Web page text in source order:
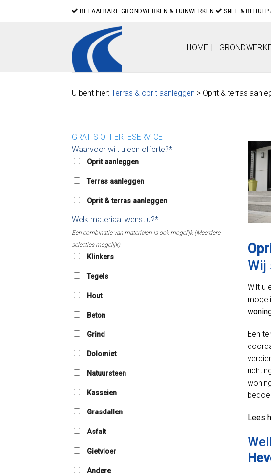
BETAALBARE GRONDWERKEN & TUINWERKEN SNEL &
HOME
U bent hier: Terras & oprit aanleggen > Oprit & terras
GRATIS OFFERTESERVICE
Waarvoor wilt u een offerte?*
Oprit aanleggen
Terras aanleggen
Oprit & terras aanleggen
Welk materiaal wenst u?*
Een combinatie van materialen is ook mogelijk (Meerdere
selecties mogelijk).
Klinkers
Tegels
Hout
Beton
Grind
Dolomiet
Natuursteen
Kasseien
Grasdallen
Asfalt
Gietvloer
Andere
Wij
Wilt u
Een
Lees